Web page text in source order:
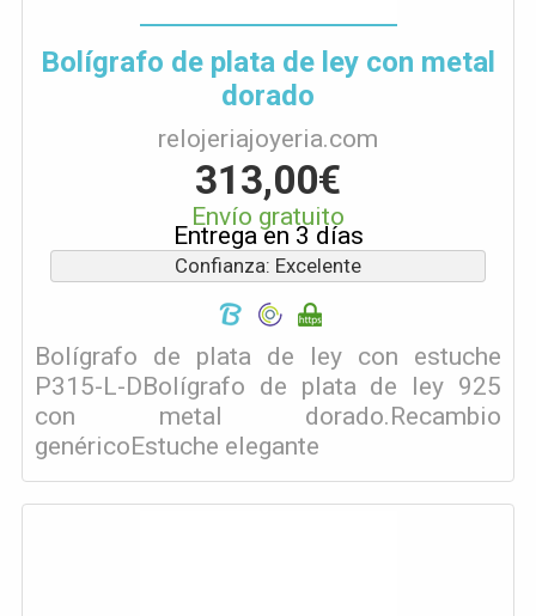
Bolígrafo de plata de ley con metal
dorado
relojeriajoyeria.com
313,00€
Envío gratuito
Entrega en 3 días
Confianza: Excelente
Bolígrafo de plata de ley con estuche
P315-L-DBolígrafo de plata de ley 925
con metal dorado.Recambio
genéricoEstuche elegante